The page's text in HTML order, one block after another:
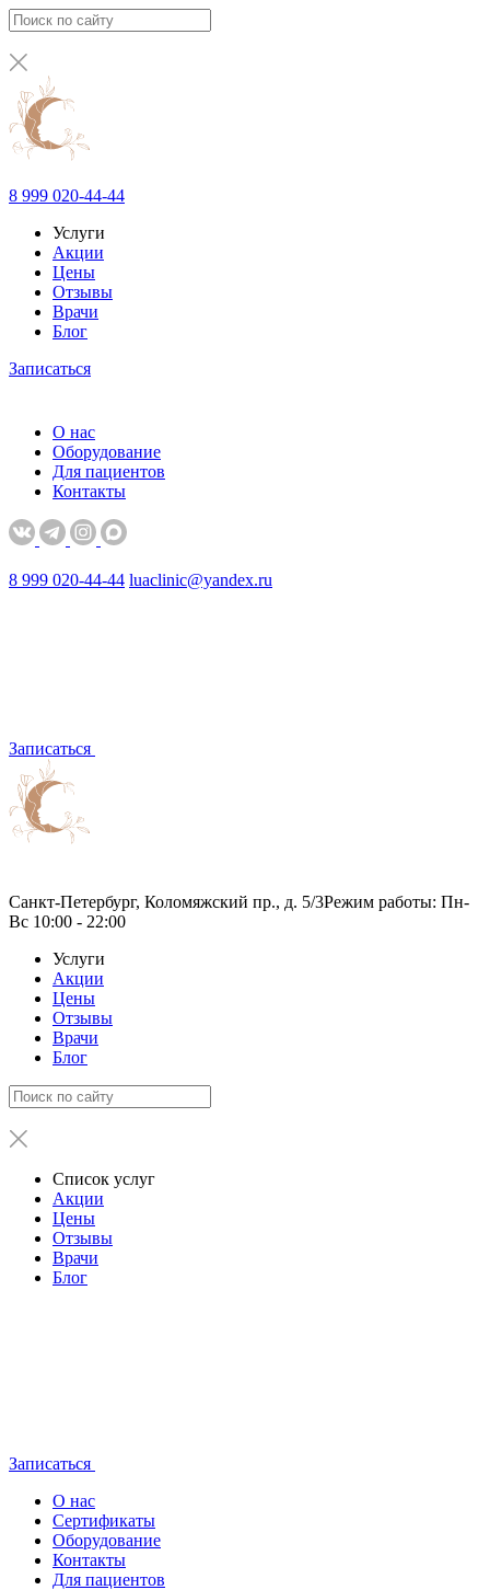
8 999 020-44-44
Услуги
Акции
Цены
Отзывы
Врачи
Блог
Записаться
О нас
Оборудование
Для пациентов
Контакты
8 999 020-44-44 luaclinic@yandex.ru
Записаться
Санкт-Петербург, Коломяжский пр., д. 5/3Режим работы: Пн-
Вс 10:00 - 22:00
Услуги
Акции
Цены
Отзывы
Врачи
Блог
Список услуг
Акции
Цены
Отзывы
Врачи
Блог
Записаться
О нас
Сертификаты
Оборудование
Контакты
Для пациентов